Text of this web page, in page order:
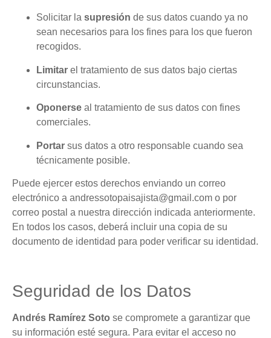
Solicitar la supresión de sus datos cuando ya no
sean necesarios para los fines para los que fueron
recogidos.
Limitar el tratamiento de sus datos bajo ciertas
circunstancias.
Oponerse al tratamiento de sus datos con fines
comerciales.
Portar sus datos a otro responsable cuando sea
técnicamente posible.
Puede ejercer estos derechos enviando un correo
electrónico a andressotopaisajista@gmail.com o por
correo postal a nuestra dirección indicada anteriormente.
En todos los casos, deberá incluir una copia de su
documento de identidad para poder verificar su identidad.
Seguridad de los Datos
Andrés Ramírez Soto se compromete a garantizar que
su información esté segura. Para evitar el acceso no